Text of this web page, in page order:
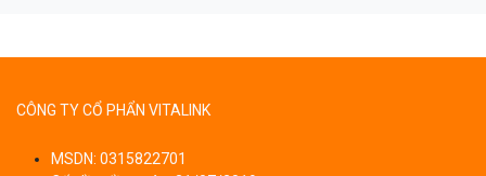
CÔNG TY CỔ PHẨN VITALINK
MSDN: 0315822701